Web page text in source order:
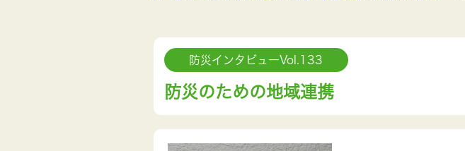
防災インタビューVol.133
防災のための地域連携